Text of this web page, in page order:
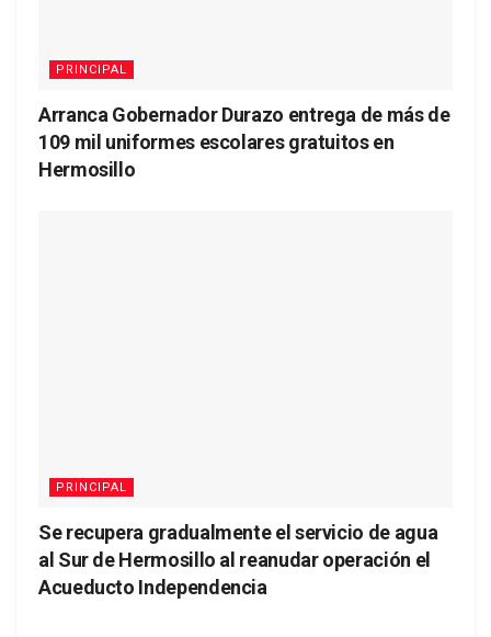
PRINCIPAL
Arranca Gobernador Durazo entrega de más de
109 mil uniformes escolares gratuitos en
Hermosillo
PRINCIPAL
Se recupera gradualmente el servicio de agua
al Sur de Hermosillo al reanudar operación el
Acueducto Independencia